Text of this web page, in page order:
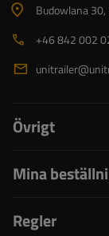
Budowlana 30
+46 842 002
Övrigt
Mina
Regler